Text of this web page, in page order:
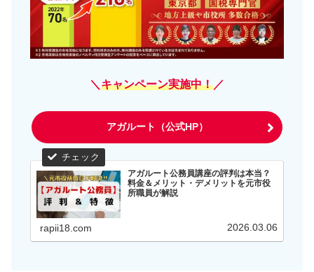
＼ キャンペーン実施中！／
アガルート（公式HP）
アガルート公務員講座の評判は本当？
料金＆メリット・デメリットを元市役
所職員が解説
rapii18.com 2026.03.06